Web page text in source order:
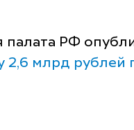
палата РФ
млрд рублей